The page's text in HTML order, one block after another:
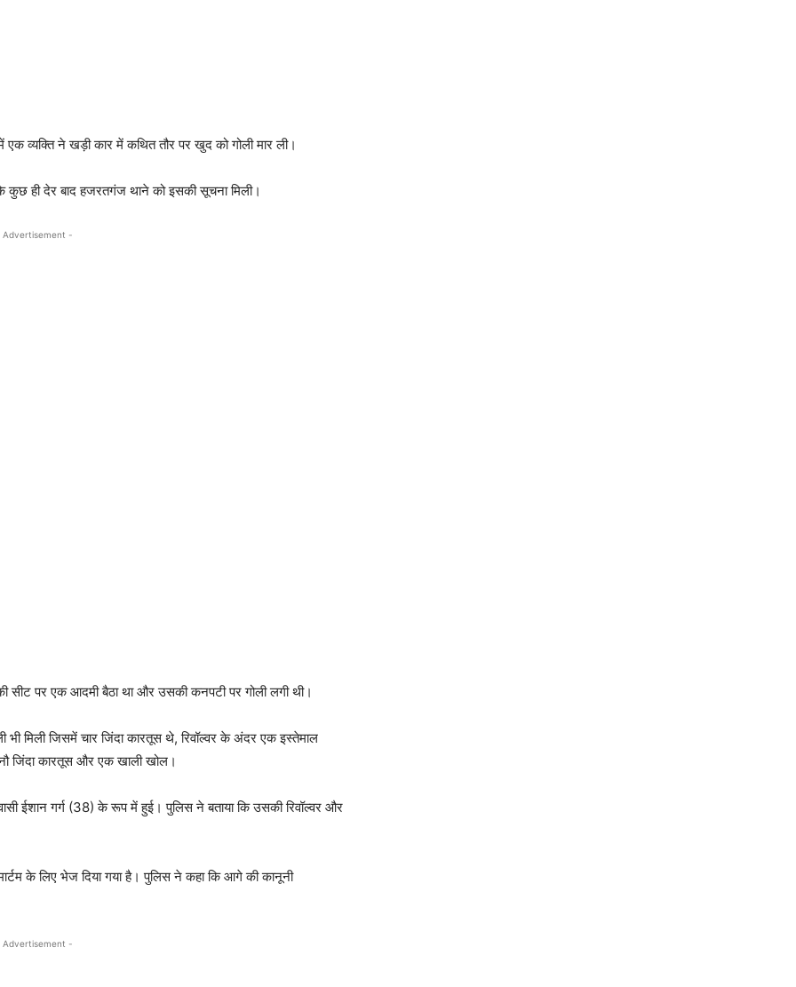
व्यक्ति ने खड़ी कार में कथित तौर पर खुद को गोली मार ली।
कुछ ही देर बाद हजरतगंज थाने को इसकी सूचना मिली।
-
सीट पर एक आदमी बैठा था और उसकी कनपटी पर गोली लगी थी।
मिली जिसमें चार जिंदा कारतूस थे, रिवॉल्वर के अंदर एक इस्तेमाल
जिंदा कारतूस और एक खाली खोल।
ईशान गर्ग (38) के रूप में हुई। पुलिस ने बताया कि उसकी रिवॉल्वर और
के लिए भेज दिया गया है। पुलिस ने कहा कि आगे की कानूनी
-